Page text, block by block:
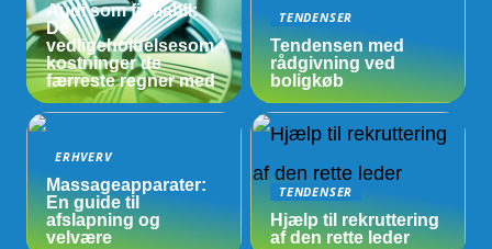
Audi som firmabil:
De
vedligeholdelsesom
kostninger de
færreste regner med
TENDENSER
Tendensen med
rådgivning ved
boligkøb
ERHVERV
Massageapparater:
En guide til
afslapning og
velvære
TENDENSER
Hjælp til rekruttering
af den rette leder